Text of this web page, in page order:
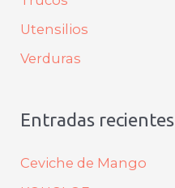
Utensilios
Verduras
Entradas recientes
Ceviche de Mango